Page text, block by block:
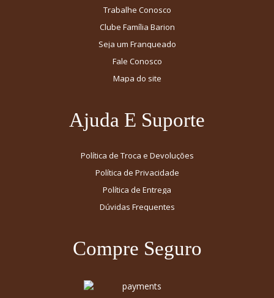
Trabalhe Conosco
Clube Família Barion
Seja um Franqueado
Fale Conosco
Mapa do site
Ajuda E Suporte
Política de Troca e Devoluções
Política de Privacidade
Política de Entrega
Dúvidas Frequentes
Compre Seguro